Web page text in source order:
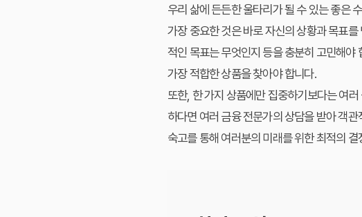
우리 삶에 든든한 울타리가 될 수 있는 좋은
가장 중요한 것은 바로자신의 상황과 목표를
적인 목표는 무엇인지 등을 충분히 고민해야
가장 적합한 상품을 찾아야 합니다.
또한, 한 가지 상품에만 집중하기보다는 여
하다면 여러 금융 전문가의 상담을 받아 객
숙고를 통해 여러분의 미래를 위한 최적의